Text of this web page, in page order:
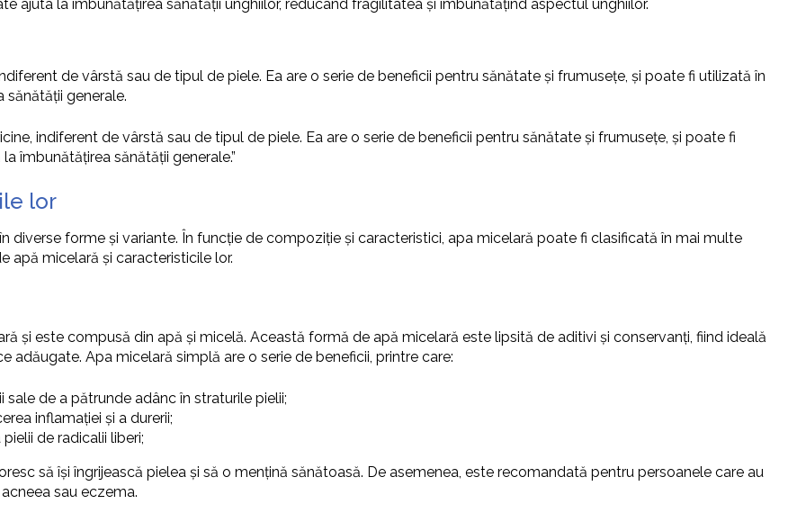
ajuta la îmbunătățirea sănătății unghiilor, reducând fragilitatea și îmbunătățind aspectul unghiilor.
de vârstă sau de tipul de piele. Ea are o serie de beneficii pentru sănătate și frumusețe, și poate fi utilizată în
sănătății generale.
indiferent de vârstă sau de tipul de piele. Ea are o serie de beneficii pentru sănătate și frumusețe, și poate fi
îmbunătățirea sănătății generale.”
lor
diverse forme și variante. În funcție de compoziție și caracteristici, apa micelară poate fi clasificată în mai multe
apă micelară și caracteristicile lor.
și este compusă din apă și micelă. Această formă de apă micelară este lipsită de aditivi și conservanți, fiind ideală
Apa micelară simplă are o serie de beneficii, printre care:
sale de a pătrunde adânc în straturile pielii;
inflamației și a durerii;
de radicalii liberi;
să își îngrijească pielea și să o mențină sănătoasă. De asemenea, este recomandată pentru persoanele care au
sau eczema.